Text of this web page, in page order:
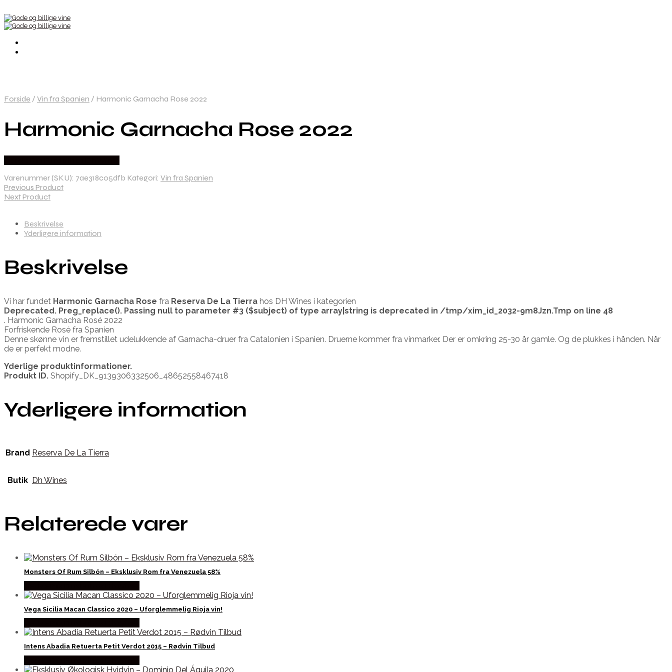
Forside / Vin fra Spanien / Harmonic Garnacha Rose 2022
Harmonic Garnacha Rose 2022
Varenummer (SKU): 7ae318c05dfb Kategori: Vin fra Spanien
Previous Product
Next Product
Beskrivelse
Yderligere information
Beskrivelse
Vi har fundet Harmonic Garnacha Rose fra Reserva De La Tierra hos DH Wines i kategorien
Deprecated. Preg_replace(). Passing null to parameter #3 ($subject) of type array|string is deprecated in /tmp/xim_id_2032-9m8Jzn.Tmp on line 48
. Harmonic Garnacha Rosé 2022
Forfriskende Rosé fra Spanien
Denne skønne vin er fremstillet udelukkende af Garnacha-druer fra Catalonien i Spanien. Druerne kommer fra vinmarker. Der er omkring 25-30 år gamle. Og de plukkes i hånden. Når
de er perfekt modne.
Yderlige produktinformationer.
Produkt ID. Shopify_DK_9139306332506_48652558467418
Yderligere information
Brand Reserva De La Tierra
Butik Dh Wines
Relaterede varer
Monsters Of Rum Silbón – Eksklusiv Rom fra Venezuela 58%
Vega Sicilia Macan Classico 2020 – Uforglemmelig Rioja vin!
Intens Abadia Retuerta Petit Verdot 2015 – Rødvin Tilbud